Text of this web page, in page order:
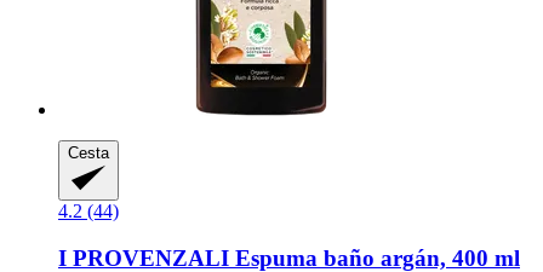
Cesta
4.2 (44)
I PROVENZALI Espuma baño argán, 400 ml